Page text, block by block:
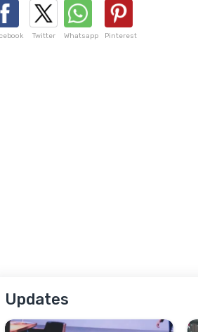
Twitter Whatsapp Pinterest
Updates